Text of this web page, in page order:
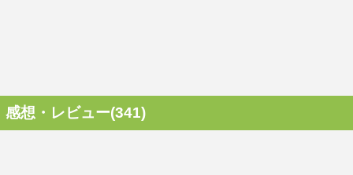
感想・レビュー(341)